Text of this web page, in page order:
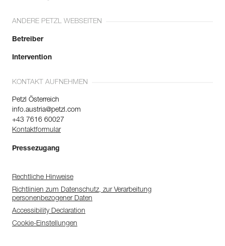
ANDERE PETZL WEBSEITEN
Betreiber
Intervention
KONTAKT AUFNEHMEN
Petzl Österreich
info.austria@petzl.com
+43 7616 60027
Kontaktformular
Pressezugang
Rechtliche Hinweise
Richtlinien zum Datenschutz, zur Verarbeitung
personenbezogener Daten
Accessibility Declaration
Cookie-Einstellungen